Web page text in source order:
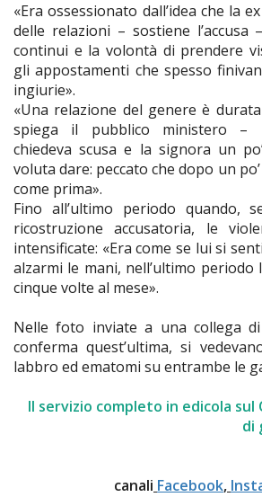
«Era ossessionato dall’idea che la
delle relazioni – sostiene
continui e la volontà di prendere
gli appostamenti che spesso
ingiurie».
«Una relazione del genere è
spiega il pubblico ministero –
chiedeva scusa e la signora un
voluta dare: peccato che dopo un
come prima».
Fino all’ultimo periodo quando,
ricostruzione accusatoria, le
intensificate: «Era come se lui si
alzarmi le mani, nell’ultimo
cinque volte al mese».
Nelle foto inviate a una collega di
conferma quest’ultima, si
labbro ed ematomi su entrambe le
Il servizio completo in edicola sul
di
canali Facebook,